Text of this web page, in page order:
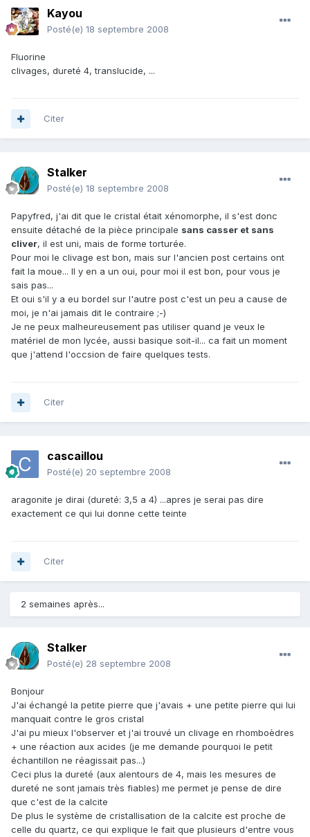
Kayou
Posté(e) 18 septembre 2008
Fluorine
clivages, dureté 4, translucide, ...
Citer
Stalker
Posté(e) 18 septembre 2008
Papyfred, j'ai dit que le cristal était xénomorphe, il s'est donc
ensuite détaché de la pièce principale sans casser et sans
cliver, il est uni, mais de forme torturée.
Pour moi le clivage est bon, mais sur l'ancien post certains ont
fait la moue... Il y en a un oui, pour moi il est bon, pour vous je
sais pas...
Et oui s'il y a eu bordel sur l'autre post c'est un peu a cause de
moi, je n'ai jamais dit le contraire ;-)
Je ne peux malheureusement pas utiliser quand je veux le
matériel de mon lycée, aussi basique soit-il... ca fait un moment
que j'attend l'occsion de faire quelques tests.
Citer
cascaillou
Posté(e) 20 septembre 2008
aragonite je dirai (dureté: 3,5 a 4) ...apres je serai pas dire
exactement ce qui lui donne cette teinte
Citer
2 semaines après...
Stalker
Posté(e) 28 septembre 2008
Bonjour
J'ai échangé la petite pierre que j'avais + une petite pierre qui lui
manquait contre le gros cristal
J'ai pu mieux l'observer et j'ai trouvé un clivage en rhomboèdres
+ une réaction aux acides (je me demande pourquoi le petit
échantillon ne réagissait pas...)
Ceci plus la dureté (aux alentours de 4, mais les mesures de
dureté ne sont jamais très fiables) me permet je pense de dire
que c'est de la calcite
De plus le système de cristallisation de la calcite est proche de
celle du quartz, ce qui explique le fait que plusieurs d'entre vous